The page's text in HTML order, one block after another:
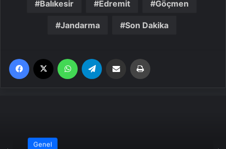
Balıkesir Edremit Göçmen
Jandarma Son Dakika
Facebook WhatsApp Email'den paylaş
Genel